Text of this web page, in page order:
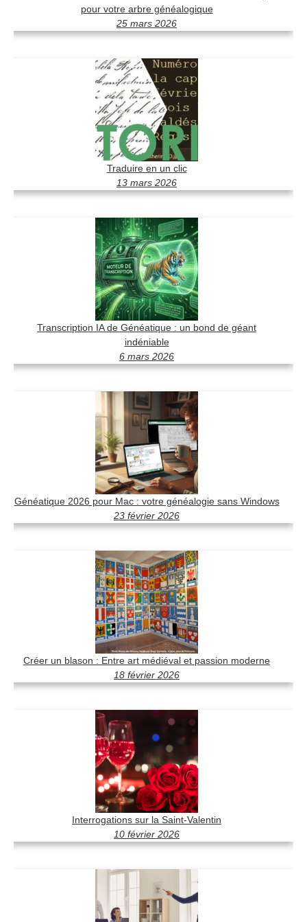
pour votre arbre généalogique
25 mars 2026
Traduire en un clic
13 mars 2026
Transcription IA de Généatique : un bond de géant
indéniable
6 mars 2026
Généatique 2026 pour Mac : votre généalogie sans Windows
23 février 2026
Créer un blason : Entre art médiéval et passion moderne
18 février 2026
Interrogations sur la Saint-Valentin
10 février 2026